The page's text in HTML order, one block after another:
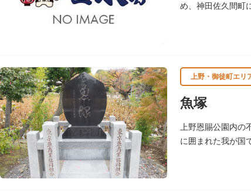
め、神田佐久間町
上野・御徒町エリ
魚塚
上野恩賜公園内
に囲まれた我が国